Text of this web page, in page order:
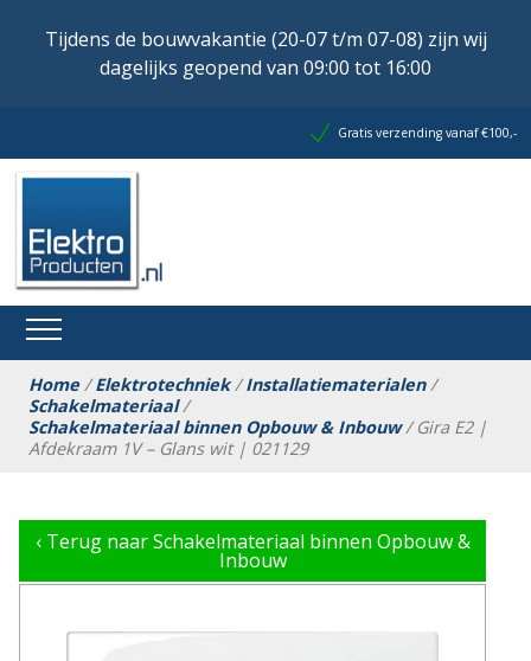
Tijdens de bouwvakantie (20-07 t/m 07-08) zijn wij
dagelijks geopend van 09:00 tot 16:00
Gratis verzending vanaf €100,-
Home/Elektrotechniek/Installatiematerialen/
Schakelmateriaal/
Schakelmateriaal binnen Opbouw & Inbouw/ Gira E2 |
Afdekraam 1V – Glans wit | 021129
‹Terug naar Schakelmateriaal binnen Opbouw &
Inbouw